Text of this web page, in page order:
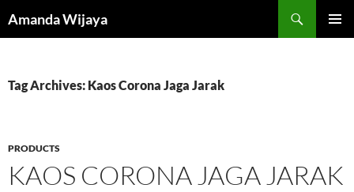
Amanda Wijaya
Tag Archives: Kaos Corona Jaga Jarak
PRODUCTS
KAOS CORONA JAGA JARAK